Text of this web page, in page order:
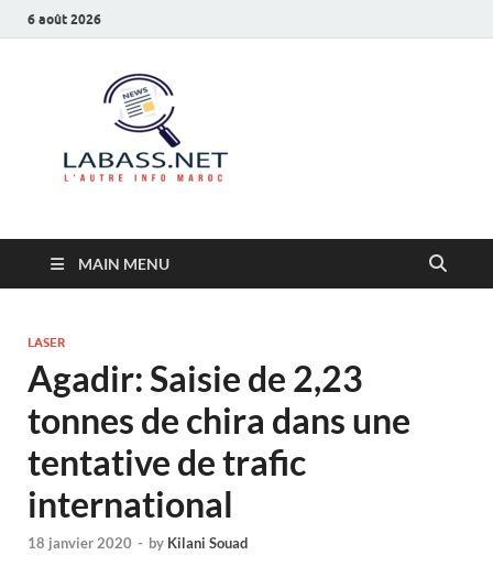
6 août 2026
MAIN MENU
LASER
Agadir: Saisie de 2,23
tonnes de chira dans une
tentative de trafic
international
18 janvier 2020 - by Kilani Souad